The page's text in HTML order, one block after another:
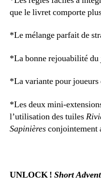
que le livret comporte
*Le mélange parfait de
*La bonne rejouabilité du
*La variante pour joueurs
*Les deux mini-
l’utilisation des tuiles
Sapinièresconjointement
UNLOCK ! Short